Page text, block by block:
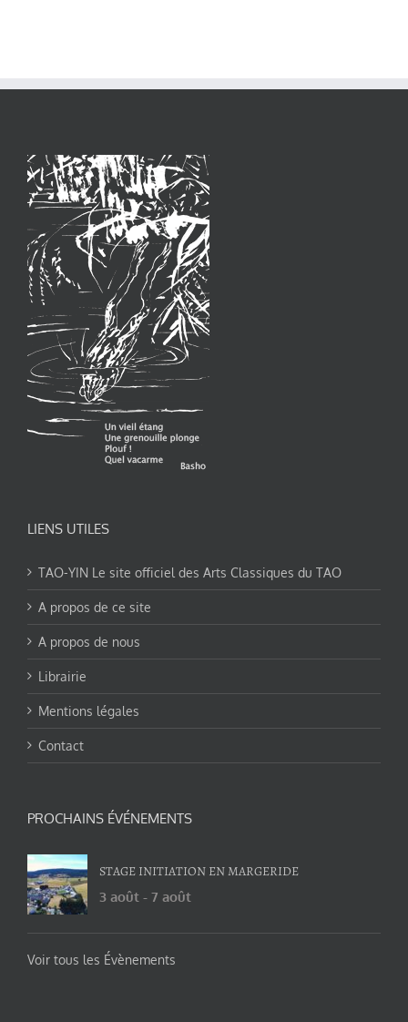
LIENS UTILES
TAO-YIN Le site officiel des Arts Classiques du TAO
A propos de ce site
A propos de nous
Librairie
Mentions légales
Contact
PROCHAINS ÉVÉNEMENTS
STAGE INITIATION EN MARGERIDE
3 août - 7 août
Voir tous les Évènements